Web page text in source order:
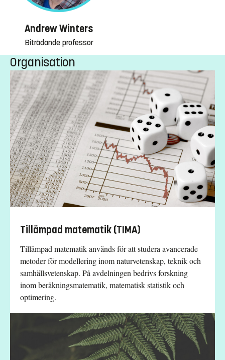
Andrew Winters
Biträdande professor
Organisation
Tillämpad matematik (TIMA)
Tillämpad matematik används för att studera avancerade
metoder för modellering inom naturvetenskap, teknik och
samhällsvetenskap. På avdelningen bedrivs forskning
inom beräkningsmatematik, matematisk statistik och
optimering.